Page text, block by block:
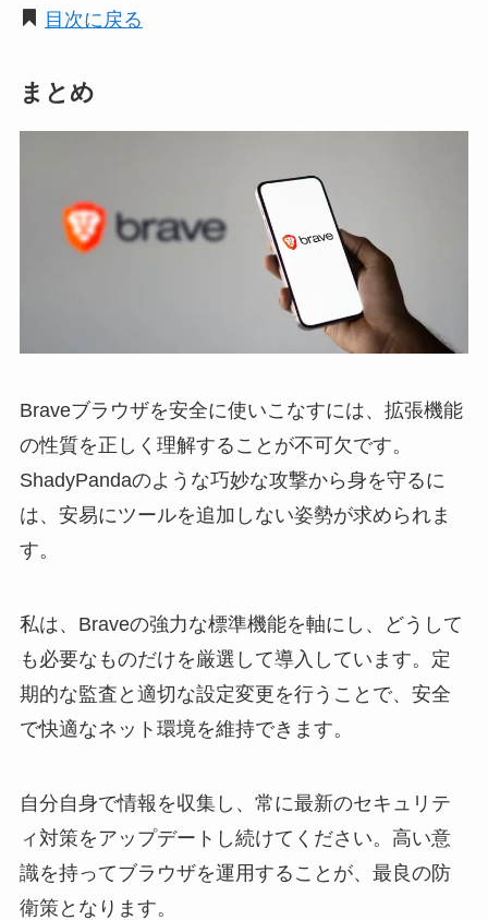
目次に戻る
まとめ
Braveブラウザを安全に使いこなすには、拡張機能
の性質を正しく理解することが不可欠です。
ShadyPandaのような巧妙な攻撃から身を守るに
は、安易にツールを追加しない姿勢が求められま
す。
私は、Braveの強力な標準機能を軸にし、どうして
も必要なものだけを厳選して導入しています。定
期的な監査と適切な設定変更を行うことで、安全
で快適なネット環境を維持できます。
自分自身で情報を収集し、常に最新のセキュリテ
ィ対策をアップデートし続けてください。高い意
識を持ってブラウザを運用することが、最良の防
衛策となります。